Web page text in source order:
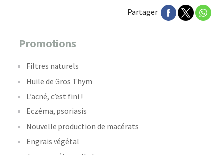
Partager
Promotions
Filtres naturels
Huile de Gros Thym
L’acné, c’est fini !
Eczéma, psoriasis
Nouvelle production de macérats
Engrais végétal